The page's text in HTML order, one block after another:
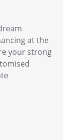
at the
your strong